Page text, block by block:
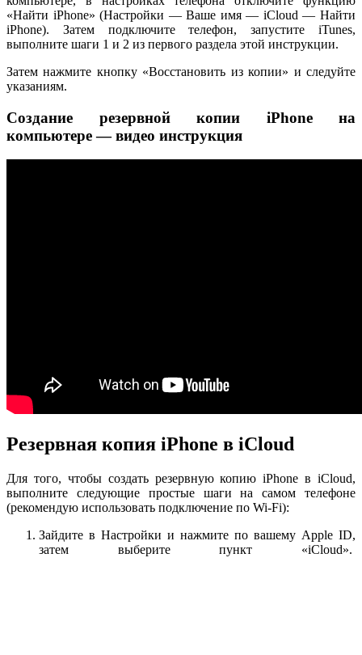
«Найти iPhone» (Настройки — Ваше имя — iCloud — Найти
iPhone). Затем подключите телефон, запустите iTunes,
выполните шаги 1 и 2 из первого раздела этой инструкции.
Затем нажмите кнопку «Восстановить из копии» и следуйте
указаниям.
Создание резервной копии iPhone на
компьютере — видео инструкция
Резервная копия iPhone в iCloud
Для того, чтобы создать резервную копию iPhone в iCloud,
выполните следующие простые шаги на самом телефоне
(рекомендую использовать подключение по Wi-Fi):
Зайдите в Настройки и нажмите по вашему Apple ID,
затем выберите пункт «iCloud».